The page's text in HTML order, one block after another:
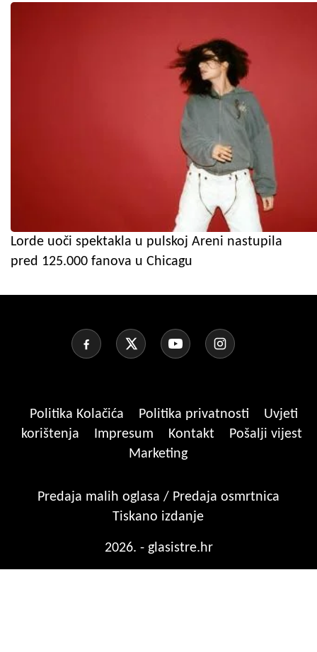
Lorde uoči spektakla u pulskoj Areni nastupila
pred 125.000 fanova u Chicagu
Politika Kolačića Politika privatnosti
Uvjeti
korištenja
Impresum Kontakt
Pošalji vijest
Marketing
Predaja malih oglasa / Predaja osmrtnica
Tiskano izdanje
2026. - glasistre.hr